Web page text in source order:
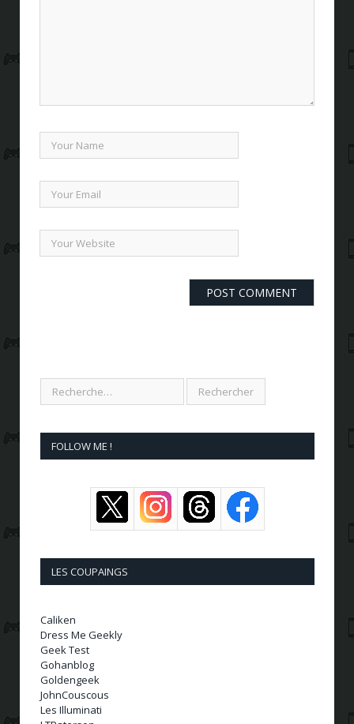
FOLLOW ME !
LES COUPAINGS
Caliken
Dress Me Geekly
Geek Test
Gohanblog
Goldengeek
JohnCouscous
Les Illuminati